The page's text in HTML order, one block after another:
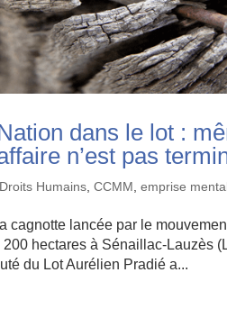
dans le lot :
n’est pas
Humains ,CCMM ,emprise
cagnotte lancée par le
hectares à Sénaillac-Lauzès
du Lot Aurélien Pradié a...